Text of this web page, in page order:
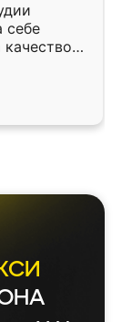
себе
качеством
почти